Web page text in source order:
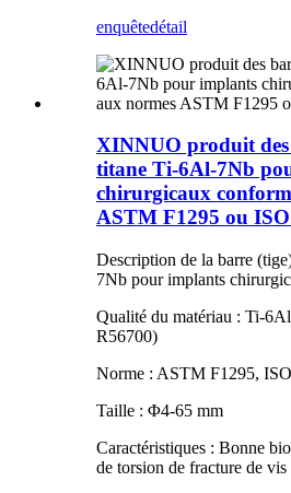
enquêtedétail
XINNUO produit des
titane Ti-6Al-7Nb
chirurgicaux
ASTM F1295 ou ISO
Description de la barre
7Nb pour implants
Qualité du matériau : Ti-
R56700)
Norme : ASTM F1295,
Taille : Φ4-65 mm
Caractéristiques : Bonne
de torsion de fracture de vis